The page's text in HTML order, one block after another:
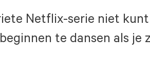
Netflix-serie niet
te dansen als je